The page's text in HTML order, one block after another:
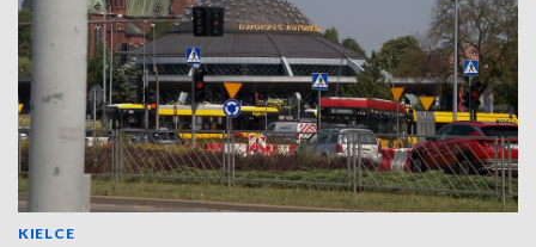
KIELCE